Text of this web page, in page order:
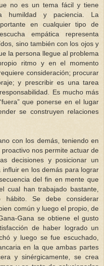
no es un tema fácil y tiene
y paciencia. La
en cualquier tipo de
empática representa
sino también con los ojos y
la persona llegue al problema
ritmo y en el momento
consideración; procurar
y prescribir es una tarea
Es mucho más
que ponerse en el lugar
se construyen relaciones
con los demás, teniendo en
nos permite actuar de
decisiones y posicionar un
en los demás para lograr
del fin en mente que
cual han trabajado bastante,
hábito. Se debe considerar
común y luego el propio, de
Gana se obtiene el gusto
de haber logrado un
y luego se fue escuchado,
en la que ambas partes
y sinérgicamente, se crea